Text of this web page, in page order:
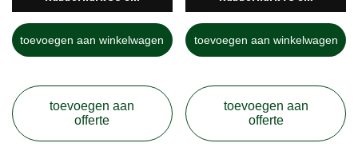
toevoegen aan winkelwagen
toevoegen aan
offerte
toevoegen aan winkelwagen
toevoegen aan
offerte